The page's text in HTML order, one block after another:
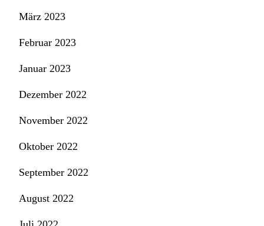
März 2023
Februar 2023
Januar 2023
Dezember 2022
November 2022
Oktober 2022
September 2022
August 2022